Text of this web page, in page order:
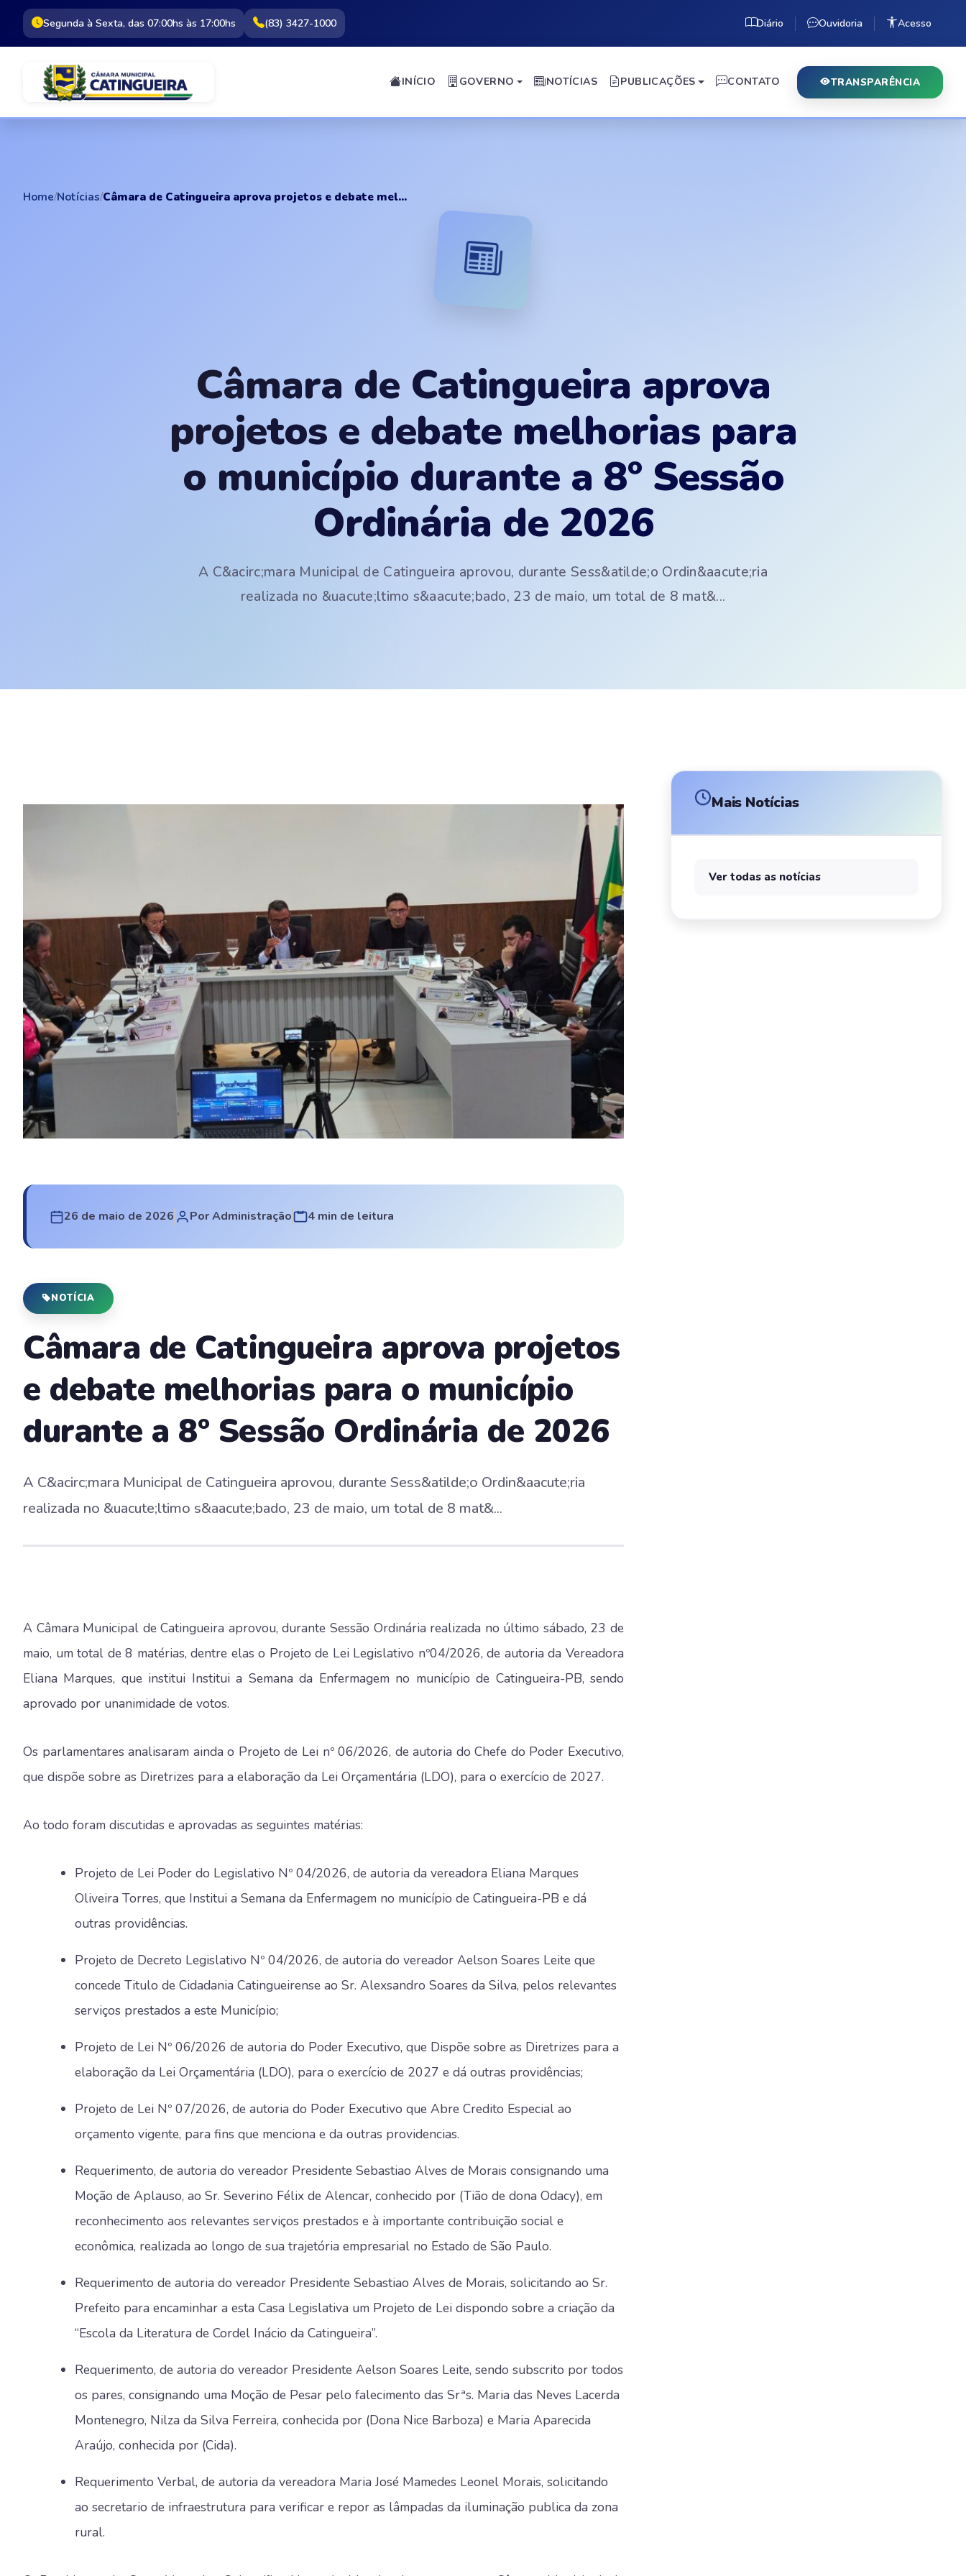
Segunda à Sexta, das 07:00hs às 17:00hs (83) 3427-1000 Diário Ouvidoria Acesso
INÍCIO GOVERNO NOTÍCIAS PUBLICAÇÕES CONTATO TRANSPARÊNCIA
Home/Notícias/Câmara de Catingueira aprova projetos e debate mel...
Câmara de Catingueira aprova
projetos e debate melhorias para
o município durante a 8º Sessão
Ordinária de 2026
A C&acirc;mara Municipal de Catingueira aprovou, durante Sess&atilde;o Ordin&aacute;ria
realizada no &uacute;ltimo s&aacute;bado, 23 de maio, um total de 8 mat&...
26 de maio de 2026 Por Administração 4 min de leitura
NOTÍCIA
Câmara de Catingueira aprova projetos
e debate melhorias para o município
durante a 8º Sessão Ordinária de 2026
A C&acirc;mara Municipal de Catingueira aprovou, durante Sess&atilde;o Ordin&aacute;ria
realizada no &uacute;ltimo s&aacute;bado, 23 de maio, um total de 8 mat&...
A Câmara Municipal de Catingueira aprovou, durante Sessão Ordinária realizada no último sábado, 23 de
maio, um total de 8 matérias, dentre elas o Projeto de Lei Legislativo nº04/2026, de autoria da Vereadora
Eliana Marques, que institui Institui a Semana da Enfermagem no município de Catingueira-PB, sendo
aprovado por unanimidade de votos.
Os parlamentares analisaram ainda o Projeto de Lei nº 06/2026, de autoria do Chefe do Poder Executivo,
que dispõe sobre as Diretrizes para a elaboração da Lei Orçamentária (LDO), para o exercício de 2027.
Ao todo foram discutidas e aprovadas as seguintes matérias:
Projeto de Lei Poder do Legislativo Nº 04/2026, de autoria da vereadora Eliana Marques
Oliveira Torres, que Institui a Semana da Enfermagem no município de Catingueira-PB e dá
outras providências.
Projeto de Decreto Legislativo Nº 04/2026, de autoria do vereador Aelson Soares Leite que
concede Titulo de Cidadania Catingueirense ao Sr. Alexsandro Soares da Silva, pelos relevantes
serviços prestados a este Município;
Projeto de Lei Nº 06/2026 de autoria do Poder Executivo, que Dispõe sobre as Diretrizes para a
elaboração da Lei Orçamentária (LDO), para o exercício de 2027 e dá outras providências;
Projeto de Lei Nº 07/2026, de autoria do Poder Executivo que Abre Credito Especial ao
orçamento vigente, para fins que menciona e da outras providencias.
Requerimento, de autoria do vereador Presidente Sebastiao Alves de Morais consignando uma
Moção de Aplauso, ao Sr. Severino Félix de Alencar, conhecido por (Tião de dona Odacy), em
reconhecimento aos relevantes serviços prestados e à importante contribuição social e
econômica, realizada ao longo de sua trajetória empresarial no Estado de São Paulo.
Requerimento de autoria do vereador Presidente Sebastiao Alves de Morais, solicitando ao Sr.
Prefeito para encaminhar a esta Casa Legislativa um Projeto de Lei dispondo sobre a criação da
“Escola da Literatura de Cordel Inácio da Catingueira”.
Requerimento, de autoria do vereador Presidente Aelson Soares Leite, sendo subscrito por todos
os pares, consignando uma Moção de Pesar pelo falecimento das Srªs. Maria das Neves Lacerda
Montenegro, Nilza da Silva Ferreira, conhecida por (Dona Nice Barboza) e Maria Aparecida
Araújo, conhecida por (Cida).
Requerimento Verbal, de autoria da vereadora Maria José Mamedes Leonel Morais, solicitando
ao secretario de infraestrutura para verificar e repor as lâmpadas da iluminação publica da zona
rural.
Mais Notícias
Ver todas as notícias